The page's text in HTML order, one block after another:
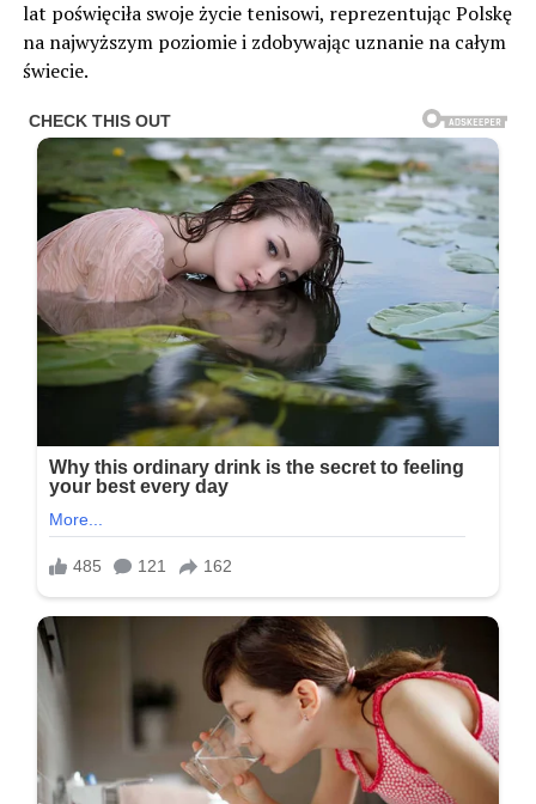
lat poświęciła swoje życie tenisowi, reprezentując Polskę
na najwyższym poziomie i zdobywając uznanie na całym
świecie.